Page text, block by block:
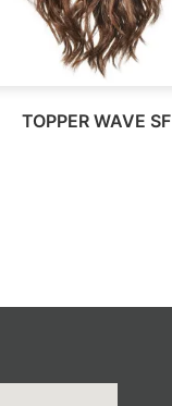
TOPPER WAVE SF